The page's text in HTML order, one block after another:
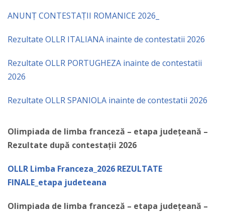
ANUNȚ CONTESTAȚII ROMANICE 2026_
Rezultate OLLR ITALIANA inainte de contestatii 2026
Rezultate OLLR PORTUGHEZA inainte de contestatii
2026
Rezultate OLLR SPANIOLA inainte de contestatii 2026
Olimpiada de limba franceză – etapa județeană –
Rezultate după contestații 2026
OLLR Limba Franceza_2026 REZULTATE
FINALE_etapa judeteana
Olimpiada de limba franceză – etapa județeană –